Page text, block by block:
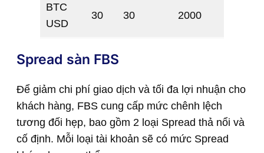
BTC
USD
30 30 2000
Spread sàn FBS
Để giảm chi phí giao dịch và tối đa lợi nhuận cho
khách hàng, FBS cung cấp mức chênh lệch
tương đối hẹp, bao gồm 2 loại Spread thả nổi và
cố định. Mỗi loại tài khoản sẽ có mức Spread